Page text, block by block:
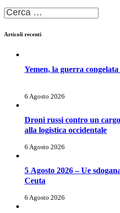
Ricerca
per:
Articoli recenti
Yemen, la guerra
6 Agosto 2026
Droni russi contro un
alla logistica occidentale
6 Agosto 2026
5 Agosto 2026 – Ue
Ceuta
6 Agosto 2026